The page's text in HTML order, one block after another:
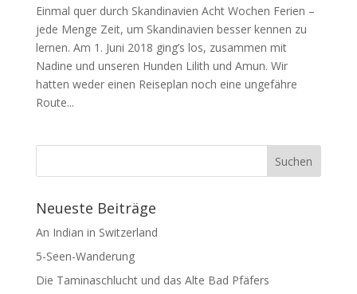
Einmal quer durch Skandinavien Acht Wochen Ferien –
jede Menge Zeit, um Skandinavien besser kennen zu
lernen. Am 1. Juni 2018 ging’s los, zusammen mit
Nadine und unseren Hunden Lilith und Amun. Wir
hatten weder einen Reiseplan noch eine ungefähre
Route...
Neueste Beiträge
An Indian in Switzerland
5-Seen-Wanderung
Die Taminaschlucht und das Alte Bad Pfäfers